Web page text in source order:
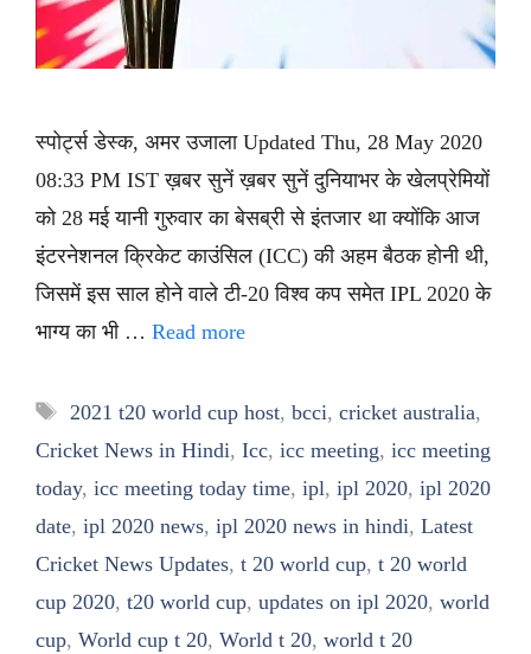
स्पोर्ट्स डेस्क, अमर उजाला Updated Thu, 28 May 2020
08:33 PM IST ख़बर सुनें ख़बर सुनें दुनियाभर के खेलप्रेमियों
को 28 मई यानी गुरुवार का बेसब्री से इंतजार था क्योंकि आज
इंटरनेशनल क्रिकेट काउंसिल (ICC) की अहम बैठक होनी थी,
जिसमें इस साल होने वाले टी-20 विश्व कप समेत IPL 2020 के
भाग्य का भी … Read more
Tags
2021 t20 world cup host, bcci, cricket australia,
Cricket News in Hindi, Icc, icc meeting, icc meeting
today, icc meeting today time, ipl, ipl 2020, ipl 2020
date, ipl 2020 news, ipl 2020 news in hindi, Latest
Cricket News Updates, t 20 world cup, t 20 world
cup 2020, t20 world cup, updates on ipl 2020, world
cup, World cup t 20, World t 20, world t 20